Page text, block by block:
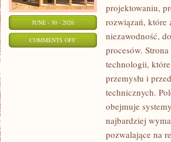
JUNE - 30 - 2026
COMMENTS OFFON
CIEKAWOSTKI
projektowaniu,
rozwiązań, które
niezawodność,
procesów.
technologii,
przemysłu i
technicznych.
obejmuje
najbardziej
pozwalające na